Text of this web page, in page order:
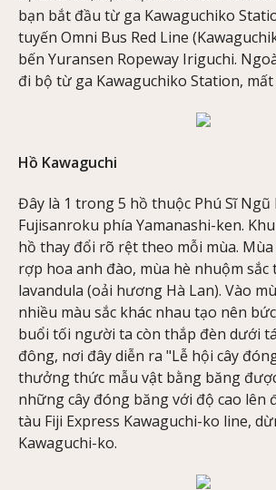
bạn bắt đầu từ ga Kawaguchiko
tuyến Omni Bus Red Line
bến Yuransen Ropeway Iriguchi.
đi bộ từ ga Kawaguchiko Station,
Hồ Kawaguchi
Đây là 1 trong 5 hồ thuộc Phú Sĩ Ngũ
Fujisanroku phía Yamanashi-ken.
hồ thay đổi rõ rệt theo mỗi mùa.
rợp hoa anh đào, mùa hè nhuộm sắc
lavandula (oải hương Hà Lan). Vào
nhiều màu sắc khác nhau tạo nên
buổi tối người ta còn thắp đèn dưới
đông, nơi đây diễn ra "Lễ hội cây
thưởng thức mẫu vật bằng băng
những cây đóng băng với độ cao lên
tàu Fiji Express Kawaguchi-ko line,
Kawaguchi-ko.